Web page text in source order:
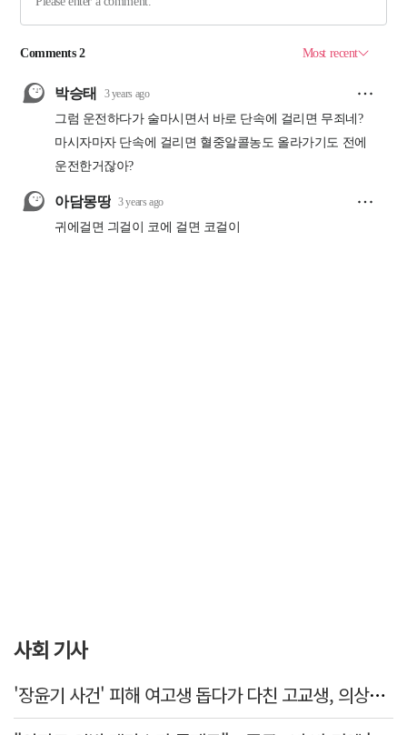
사회 기사
'장윤기 사건' 피해 여고생 돕다가 다친 고교생, 의상자 인정